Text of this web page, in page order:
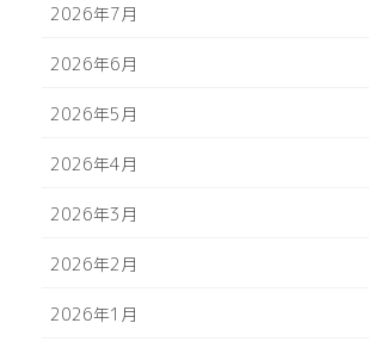
2026年7月
2026年6月
2026年5月
2026年4月
2026年3月
2026年2月
2026年1月